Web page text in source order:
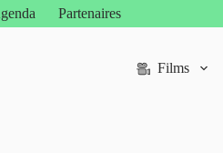
Partenaires
Films